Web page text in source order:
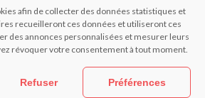
afin de collecter des données statistiques et
recueilleront ces données et utiliseront ces
des annonces personnalisées et mesurer leurs
révoquer votre consentement à tout moment.
Refuser Préférences
du Yoga | Tous droits réservés – Reproduction
: – FRANCECOM, Agence digitale
personnelles Mentions légales
Politique de cookies (EU)